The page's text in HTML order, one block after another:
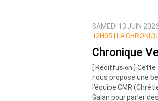
Prévenez-
SAMEDI 13 JUIN 2026
12H05 |
LA
Chronique
[ Rediffusion ]
nous propose une
l’équipe CMR
Galan pour parler